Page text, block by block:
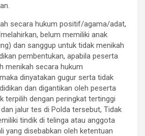
secara hukum positif/agama/adat,
belum memiliki anak
dan sanggup untuk tidak menikah
pembentukan, apabila peserta
menikah secara hukum
dinyatakan gugur serta tidak
dan digantikan oleh peserta
terpilih dengan peringkat tertinggi
jalur tes di Polda tersebut, Tidak
tindik di telinga atau anggota
yang disebabkan oleh ketentuan